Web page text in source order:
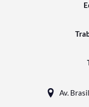
Av.